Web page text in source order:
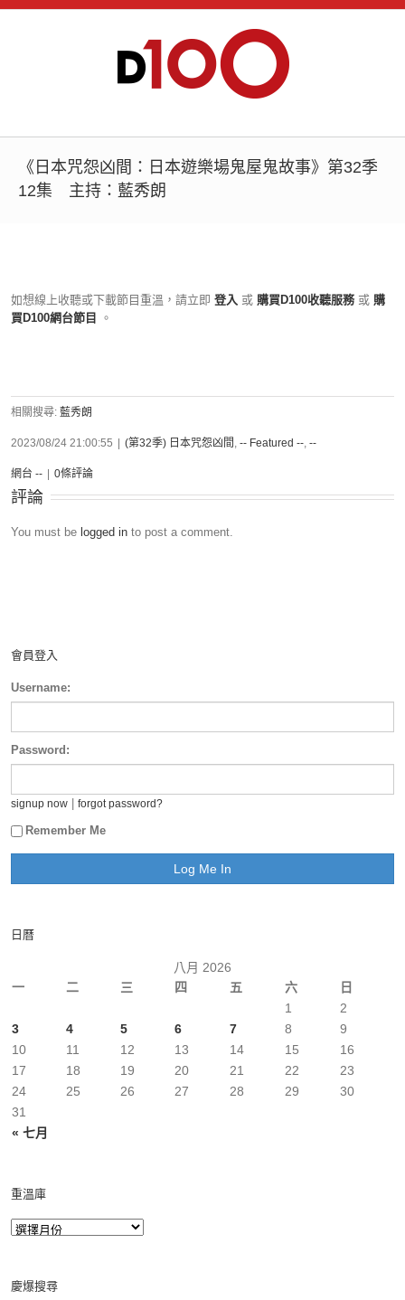
《日本咒怨凶間：日本遊樂場鬼屋鬼故事》第32季
12集 主持：藍秀朗
如想線上收聽或下載節目重溫，請立即 登入 或 購買D100收聽服務 或 購
買D100網台節目
。
相關搜尋: 藍秀朗
2023/08/24 21:00:55 (第32季) 日本咒怨凶間 , -- Featured --, --
網台 -- 0條評論
評論
You must be logged in to post a comment.
會員登入
Username:
Password:
signup now forgot password?
Remember Me
日曆
八月 2026
一
二 三 四 五 六 日
« 七月
1
2
3
4 5 6 7 8
9
10
11 12 13 14 15
16
17
18 19 20 21 22
23
24
25 26 27 28 29
30
31
重溫庫
慶爆搜尋